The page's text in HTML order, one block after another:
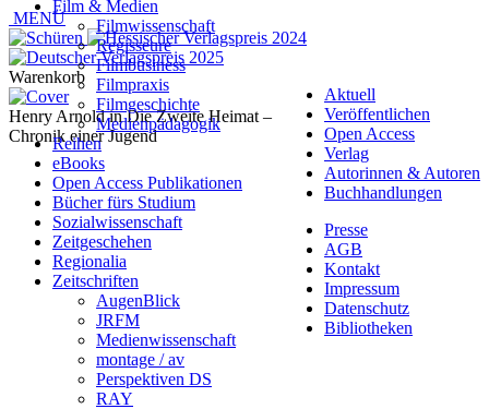
MENÜ
Aktuell
Veröffentlichen
Open Access
Verlag
Autorinnen & Autoren
Buchhandlungen
Presse
AGB
Kontakt
Impressum
Datenschutz
Bibliotheken
Warenkorb
Henry Arnold in Die Zweite Heimat –
Chronik einer Jugend
Film & Medien
Filmwissenschaft
Regisseure
Filmbusiness
Filmpraxis
Filmgeschichte
Medienpädagogik
Reihen
eBooks
Open Access Publikationen
Bücher fürs Studium
Sozialwissenschaft
Zeitgeschehen
Regionalia
Zeitschriften
AugenBlick
JRFM
Medienwissenschaft
montage / av
Perspektiven DS
RAY